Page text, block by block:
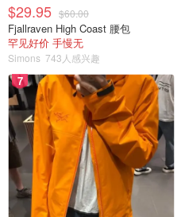
$29.95 $60.00
Fjallraven High Coast 腰包
罕见好价 手慢无
Simons 743人感兴趣
7